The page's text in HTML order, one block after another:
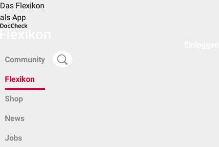
Das Flexikon
als App
Community
Flexikon
Shop
News
Jobs